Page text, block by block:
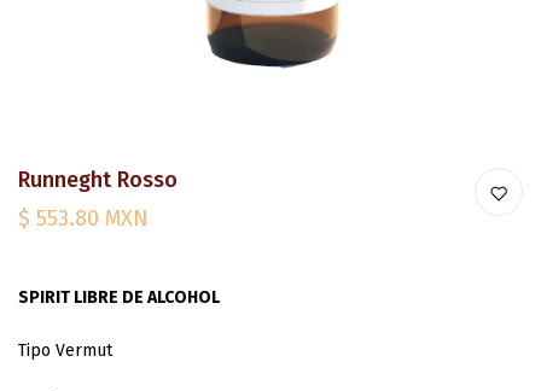
Runneght Rosso
$ 553.80 MXN
SPIRIT LIBRE DE ALCOHOL
Tipo Vermut